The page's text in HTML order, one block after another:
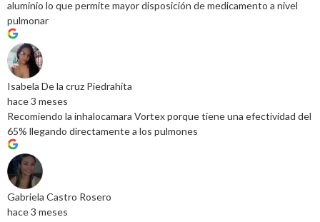
aluminio lo que permite mayor disposición de medicamento a nivel
pulmonar
Isabela De la cruz Piedrahíta
hace 3 meses
Recomiendo la inhalocamara Vortex porque tiene una efectividad del
65% llegando directamente a los pulmones
Gabriela Castro Rosero
hace 3 meses